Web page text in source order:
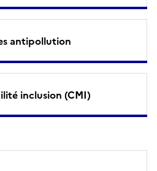
antipollution
inclusion (CMI)